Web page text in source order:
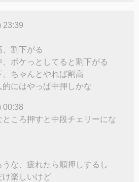
23:39
、割下がる
ボケっとしてると割下がる
ちゃんとやれば割高
にはやっぱ中押しかな
00:38
ころ押すと中段チェリーにな
な、疲れたら順押しするし
け楽しいけど